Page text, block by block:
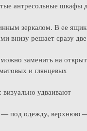
антресольные шкафы
зеркалом. В ее
внизу решает сразу две
заменить на
и глянцевых
удваивают
— под одежду, верхнюю